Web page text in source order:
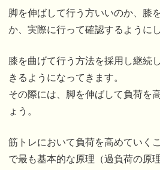
脚を伸ばして行う方いいのか、膝
か、実際に行って確認するように
膝を曲げて行う方法を採用し継続
きるようになってきます。
その際には、脚を伸ばして負荷を
ょう。
筋トレにおいて負荷を高めていく
で最も基本的な原理（過負荷の原